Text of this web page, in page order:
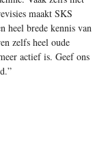
maakt SKS
heel brede kennis van
zelfs heel oude
actief is. Geef ons